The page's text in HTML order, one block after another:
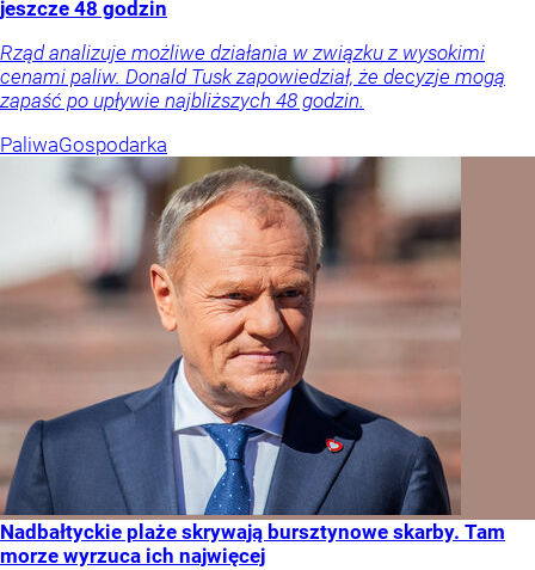
jeszcze 48 godzin
Rząd analizuje możliwe działania w związku z wysokimi
cenami paliw. Donald Tusk zapowiedział, że decyzje mogą
zapaść po upływie najbliższych 48 godzin.
PaliwaGospodarka
Nadbałtyckie plaże skrywają bursztynowe skarby. Tam
morze wyrzuca ich najwięcej